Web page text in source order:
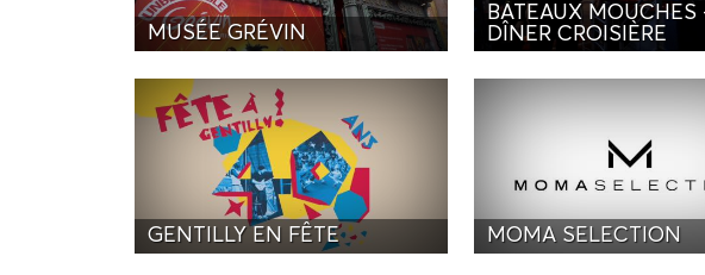
MUSÉE GRÉVIN
BATEAUX MOUCHES
DÎNER CROISIÈRE
GENTILLY EN FÊTE MOMA SELECTION